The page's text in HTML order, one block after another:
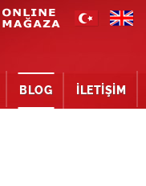
BLOG İLETİŞİM